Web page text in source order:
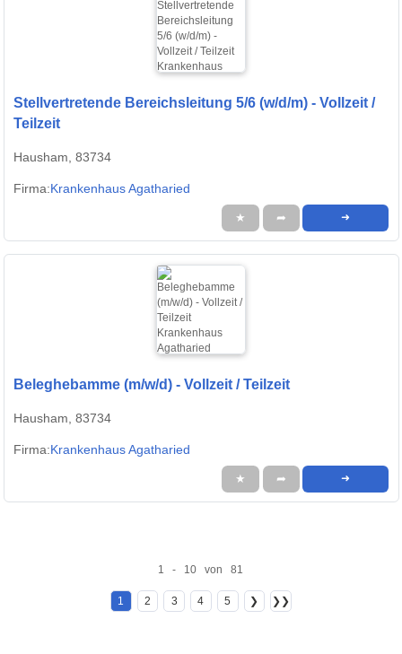
Stellvertretende Bereichsleitung 5/6 (w/d/m) - Vollzeit /
Teilzeit
Hausham, 83734
Firma:Krankenhaus Agatharied
★ ➦ ➜
Beleghebamme (m/w/d) - Vollzeit / Teilzeit
Hausham, 83734
Firma:Krankenhaus Agatharied
★ ➦ ➜
1 - 10 von 81
1 2 3 4 5 ❯ ❯❯